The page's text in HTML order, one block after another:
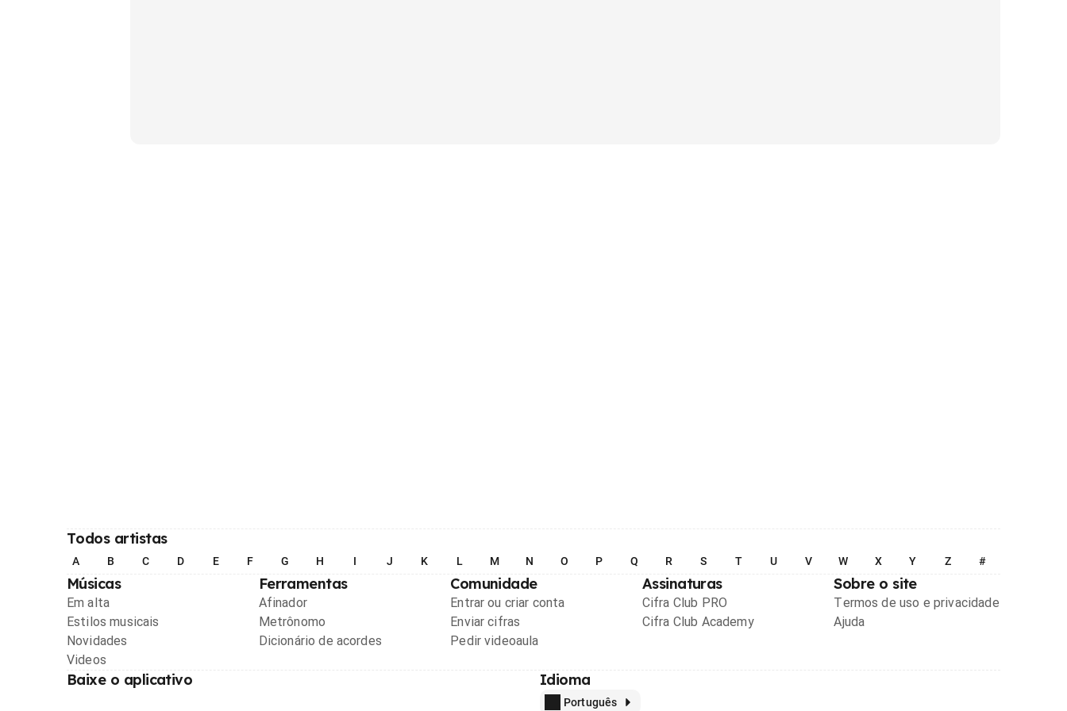
Todos artistas
A B C D E F G H I J K L M N O P Q R S T U V W X Y Z #
Músicas
Em alta
Estilos musicais
Novidades
Videos
Ferramentas
Afinador
Metrônomo
Dicionário de acordes
Comunidade
Entrar ou criar conta
Enviar cifras
Pedir videoaula
Assinaturas
Cifra Club PRO
Cifra Club Academy
Sobre o site
Termos de uso e privacidade
Ajuda
Baixe o aplicativo Idioma
Português